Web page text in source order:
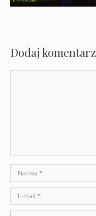
Dodaj komentarz
Nazwa
mail